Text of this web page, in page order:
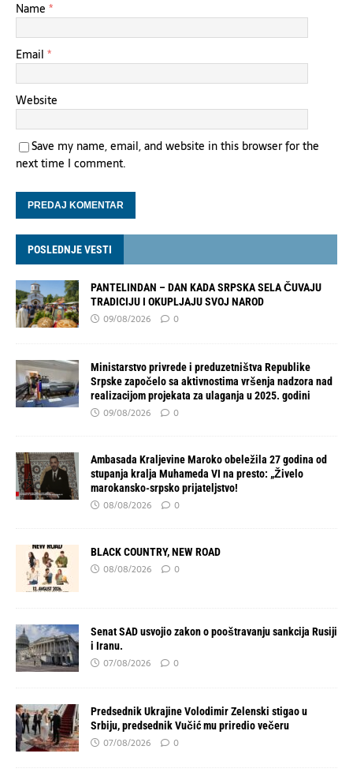
Name *
Email *
Website
Save my name, email, and website in this browser for the
next time I comment.
POSLEDNJE VESTI
PANTELINDAN – DAN KADA SRPSKA SELA ČUVAJU
TRADICIJU I OKUPLJAJU SVOJ NAROD
09/08/2026 0
Ministarstvo privrede i preduzetništva Republike
Srpske započelo sa aktivnostima vršenja nadzora nad
realizacijom projekata za ulaganja u 2025. godini
09/08/2026 0
Ambasada Kraljevine Maroko obeležila 27 godina od
stupanja kralja Muhameda VI na presto: „Živelo
marokansko-srpsko prijateljstvo!
08/08/2026 0
BLACK COUNTRY, NEW ROAD
08/08/2026 0
Senat SAD usvojio zakon o pooštravanju sankcija Rusiji
i Iranu.
07/08/2026 0
Predsednik Ukrajine Volodimir Zelenski stigao u
Srbiju, predsednik Vučić mu priredio večeru
07/08/2026 0